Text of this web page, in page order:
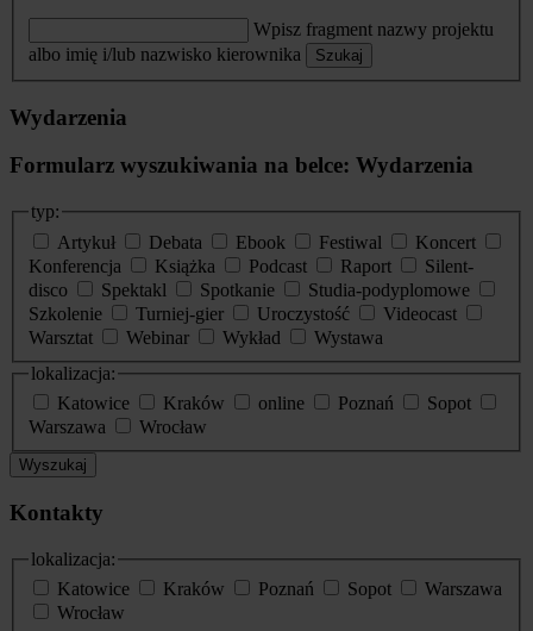
Wpisz fragment nazwy projektu
albo imię i/lub nazwisko kierownika
Szukaj
Wydarzenia
Formularz wyszukiwania na belce: Wydarzenia
typ:
Artykuł
Debata Ebook Festiwal
Koncert
Konferencja
Książka Podcast Raport
Silent-
disco
Spektakl Spotkanie
Studia-podyplomowe
Szkolenie
Turniej-gier Uroczystość
Videocast
Warsztat
Webinar Wykład
Wystawa
lokalizacja:
Katowice
Kraków online Poznań
Sopot
Warszawa
Wrocław
Wyszukaj
Kontakty
lokalizacja:
Katowice
Kraków Poznań Sopot
Warszawa
Wrocław